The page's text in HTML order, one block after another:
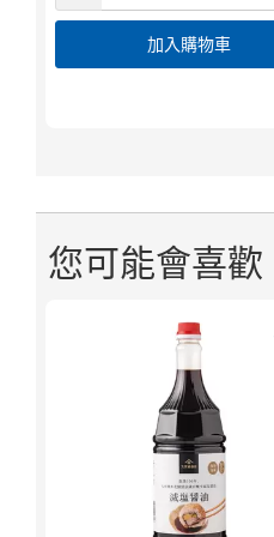
加入購物車
您可能會喜歡